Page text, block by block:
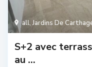
all,Jardins De
S+2 avec
au ...